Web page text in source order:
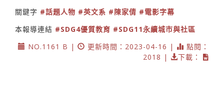
關鍵字 #話題人物 #英文系 #陳家倩 #電影字幕
本報導連結 #SDG4優質教育 #SDG11永續城市與社區
NO.1161 B |
更新時間：2023-04-16 |
點閱：
2018 |
下載：